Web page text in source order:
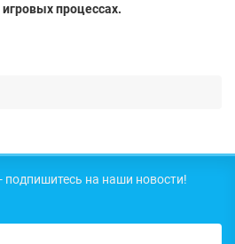
процессах.
подпишитесь на наши новости!